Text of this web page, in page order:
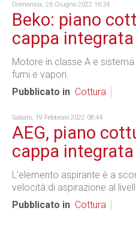
Domenica, 26 Giugno 2022 16:34
Beko: piano
cappa integrata
Motore in classe A e
fumi e vapori.
Pubblicato in Cottura
Sabato, 19 Febbraio 2022 08:44
AEG, piano
cappa integrata
L'elemento aspirante è a
velocità di aspirazione al
Pubblicato in Cottura